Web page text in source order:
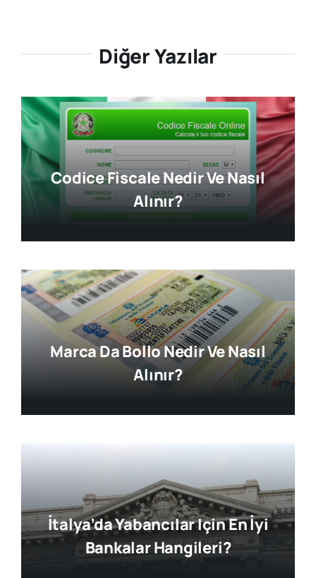
Diğer Yazılar
Codice Fiscale Nedir Ve Nasıl
Alınır?
Marca Da Bollo Nedir Ve Nasıl
Alınır?
İtalya’da Yabancılar Için En İyi
Bankalar Hangileri?